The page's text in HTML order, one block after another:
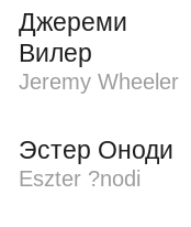
Джереми
Вилер
Jeremy Wheeler
Эстер Оноди
Eszter ?nodi